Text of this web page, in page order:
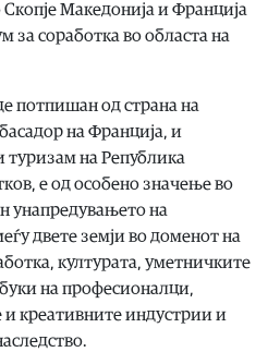
Македонија и Франција
соработка во областа на
потпишан од страна на
на Франција, и
туризам на Република
е од особено значење во
унапредувањето на
двете земји во доменот на
културата, уметничките
на професионалци,
креативните индустрии и